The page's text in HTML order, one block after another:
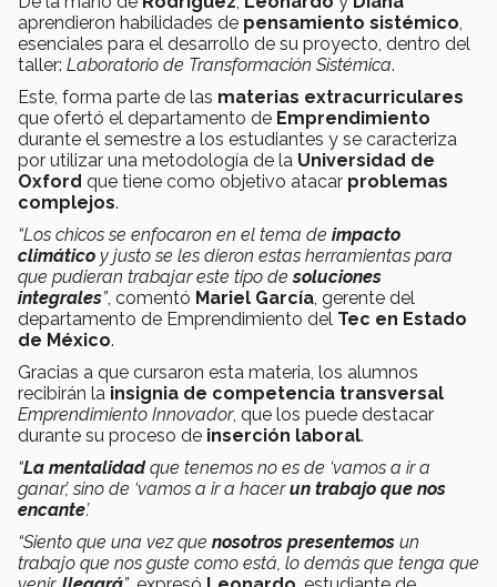
aprendieron habilidades de pensamiento sistémico,
esenciales para el desarrollo de su proyecto, dentro del
taller: Laboratorio de Transformación Sistémica.
Este, forma parte de las materias extracurriculares
que ofertó el departamento de Emprendimiento
durante el semestre a los estudiantes y se caracteriza
por utilizar una metodología de la Universidad de
Oxford que tiene como objetivo atacar problemas
complejos.
“Los chicos se enfocaron en el tema de impacto
climático y justo se les dieron estas herramientas para
que pudieran trabajar este tipo desoluciones
integrales”, comentó Mariel García, gerente del
departamento de Emprendimiento del Tec en Estado
de México.
Gracias a que cursaron esta materia, los alumnos
recibirán la insignia de competencia transversal
Emprendimiento Innovador, que los puede destacar
durante su proceso de inserción laboral.
“La mentalidadque tenemos no es de ‘vamos a ir a
ganar’, sino de ‘vamos a ir a hacerun trabajo que nos
encante’.
“Siento que una vez que nosotros presentemos un
trabajo que nos guste como está, lo demás que tenga que